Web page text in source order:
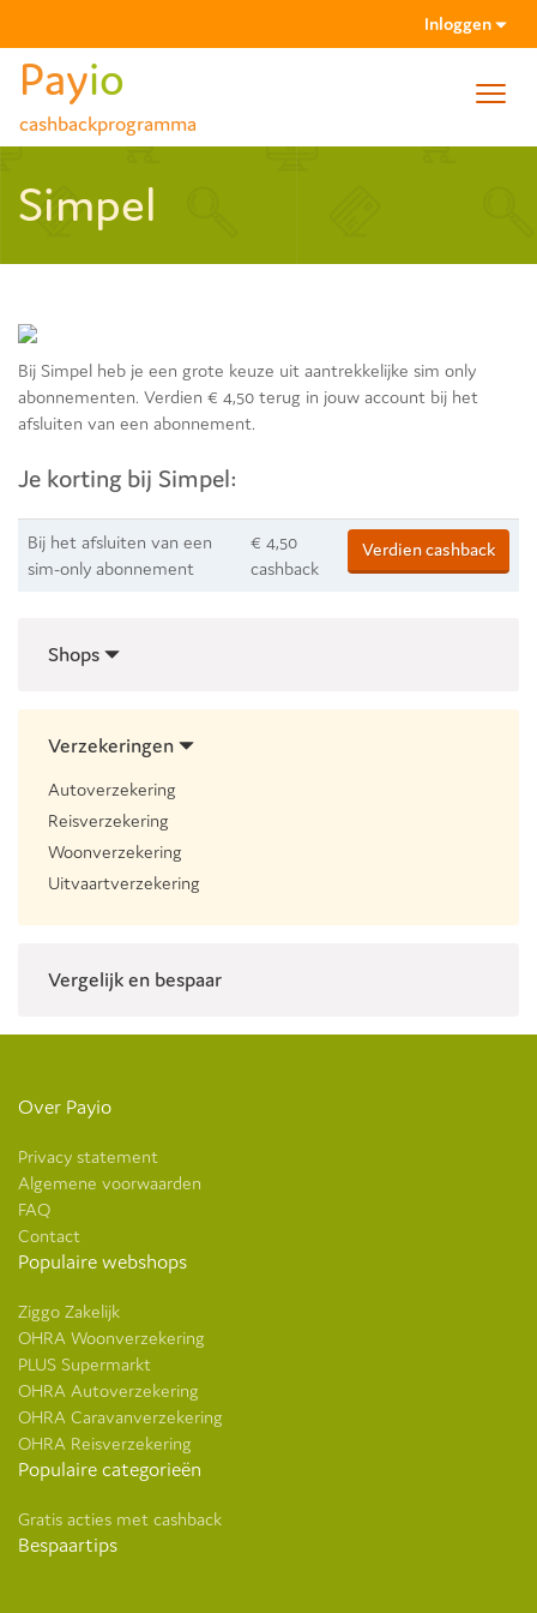
Inloggen
Payio
cashbackprogramma
Simpel
Bij Simpel heb je een grote keuze uit aantrekkelijke sim only
abonnementen. Verdien € 4,50 terug in jouw account bij het
afsluiten van een abonnement.
Je korting bij Simpel:
Bij het afsluiten van een
sim-only abonnement
€ 4,50
cashback
Verdien cashback
Shops
Verzekeringen
Autoverzekering
Reisverzekering
Woonverzekering
Uitvaartverzekering
Vergelijk en bespaar
Over Payio
Privacy statement
Algemene voorwaarden
FAQ
Contact
Populaire webshops
Ziggo Zakelijk
OHRA Woonverzekering
PLUS Supermarkt
OHRA Autoverzekering
OHRA Caravanverzekering
OHRA Reisverzekering
Populaire categorieën
Gratis acties met cashback
Bespaartips